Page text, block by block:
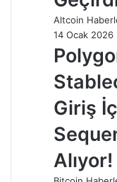
Altcoin
14 Ocak 2026
Giriş
Alıyor!